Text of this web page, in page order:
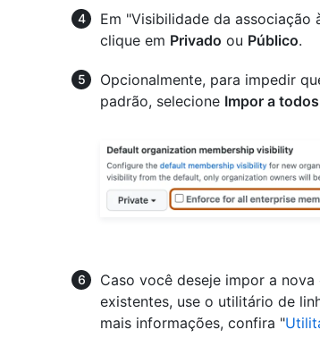
Em "Visibilidade da associação
clique em Privado ou Público.
Opcionalmente, para impedir
padrão, selecione Impor a
Caso você deseje impor a
existentes, use o utilitário de
mais informações, confira "